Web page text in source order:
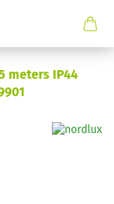
meters IP44